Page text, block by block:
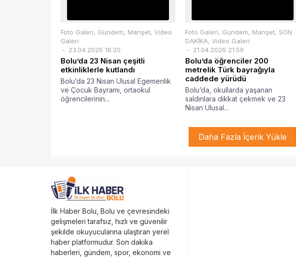
Foto Galeri, Gündem, Manşet, Video
Galeri
23.04.2026 16:20
Bolu’da 23 Nisan çeşitli
etkinliklerle kutlandı
Bolu’da 23 Nisan Ulusal Egemenlik
ve Çocuk Bayramı, ortaokul
öğrencilerinin...
Foto Galeri, Gündem, Manşet, SON
DAKİKA, Video Galeri
21.04.2026 21:59
Bolu’da öğrenciler 200
metrelik Türk bayrağıyla
caddede yürüdü
Bolu’da, okullarda yaşanan
saldırılara dikkat çekmek ve 23
Nisan Ulusal...
Daha Fazla İçerik Yükle
İlk Haber Bolu, Bolu ve çevresindeki
gelişmeleri tarafsız, hızlı ve güvenilir
şekilde okuyucularına ulaştıran yerel
haber platformudur. Son dakika
haberleri, gündem, spor, ekonomi ve